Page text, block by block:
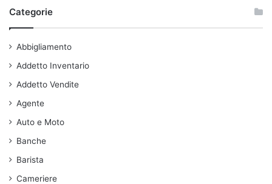
Categorie
Abbigliamento
Addetto Inventario
Addetto Vendite
Agente
Auto e Moto
Banche
Barista
Cameriere